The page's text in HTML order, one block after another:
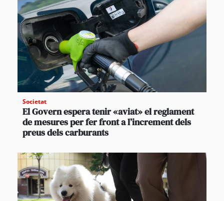
Societat
El Govern espera tenir «aviat» el reglament
de mesures per fer front a l’increment dels
preus dels carburants